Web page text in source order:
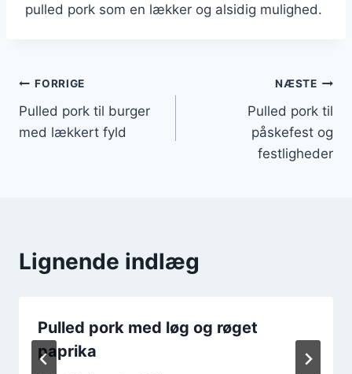
pulled pork som en lækker og alsidig mulighed.
Indlægsnavigation
FORRIGE
Pulled pork til burger
med lækkert fyld
NÆSTE
Pulled pork til
påskefest og
festligheder
Lignende indlæg
Pulled pork med løg og røget
paprika